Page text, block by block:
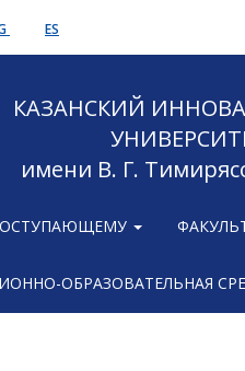
ES
КАЗАНСКИЙ
имени В. Г.
ОБРАЗОВАТЕЛЬНАЯ